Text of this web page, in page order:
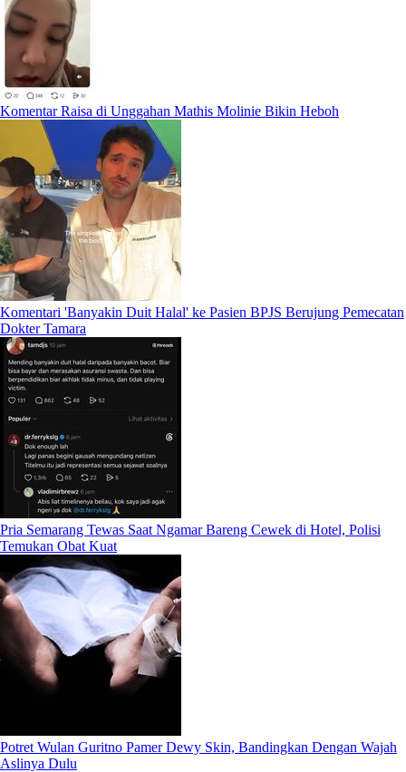
Komentar Raisa di Unggahan Mathis Molinie Bikin Heboh
Komentari 'Banyakin Duit Halal' ke Pasien BPJS Berujung Pemecatan
Dokter Tamara
Pria Semarang Tewas Saat Ngamar Bareng Cewek di Hotel, Polisi
Temukan Obat Kuat
Potret Wulan Guritno Pamer Dewy Skin, Bandingkan Dengan Wajah
Aslinya Dulu